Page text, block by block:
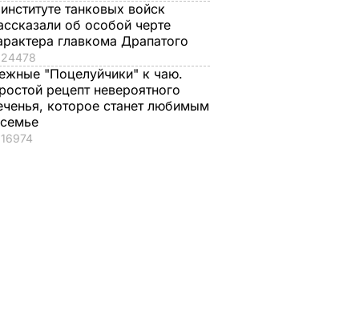
танковых войск
об особой черте
главкома Драпатого
24478
"Поцелуйчики" к чаю.
рецепт невероятного
которое станет любимым
16974